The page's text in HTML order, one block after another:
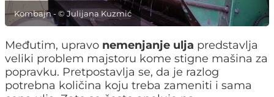
Kombajn - © Julijana Kuzmić
Međutim, upravo nemenjanje ulja predstavlja
veliki problem majstoru kome stigne mašina za
popravku. Pretpostavlja se, da je razlog
potrebna količina koju treba zameniti i sama